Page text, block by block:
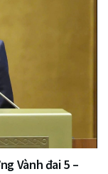
Vành đai 5 –